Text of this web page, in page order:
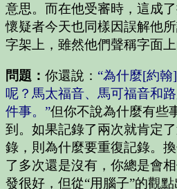
意思。而在他受審時，這成
懷疑者今天也同樣因誤解他
字架上，雖然他們聲稱字面上
問題： 你還說： “為什麼[約翰]
呢？馬太福音、馬可福音和
件事。”但你不說為什麼有些
到。如果記錄了兩次就肯定
錄，則為什麼要重復記錄。
了多次還是沒有，你總是會
發很好，但從“用腦子”的觀點